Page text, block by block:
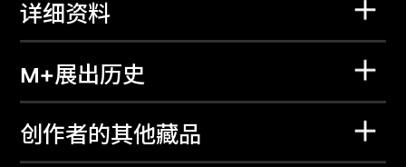
详细资料
M+展出历史
创作者的其他藏品